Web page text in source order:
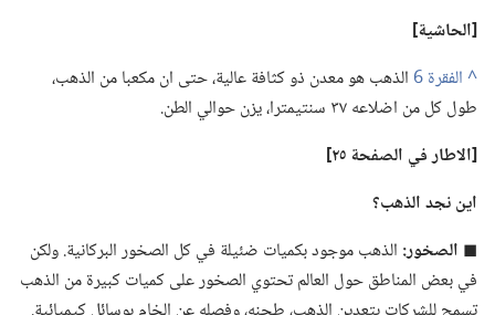
‏[الحاشية]‏
^
الذهب هو معدن ذو كثافة عالية،‏ حتى ان مكعبا من الذهب،‏
طول كل من اضلاعه ٣٧ سنتيمترا،‏ يزن حوالي الطن.‏
‏[الاطارفي الصفحة ٢٥]‏
اين نجد الذهب؟‏
◼ الصخور:‏ الذهب موجود بكميات ضئيلة في كل الصخور البركانية.‏ ولكن
في بعض المناطق حول العالم تحتوي الصخور على كميات كبيرة من الذهب